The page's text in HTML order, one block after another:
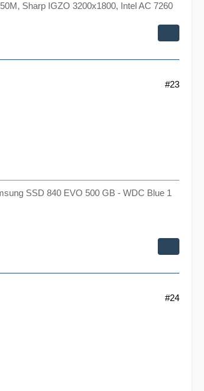
Sharp IGZO 3200x1800, Intel AC 7260
#23
SSD 840 EVO 500 GB - WDC Blue 1
#24